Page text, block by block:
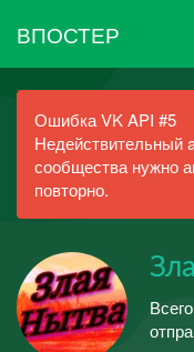
ВПОСТЕР
Ошибка VK API #5
Недействительный
сообщества нужно
повторно.